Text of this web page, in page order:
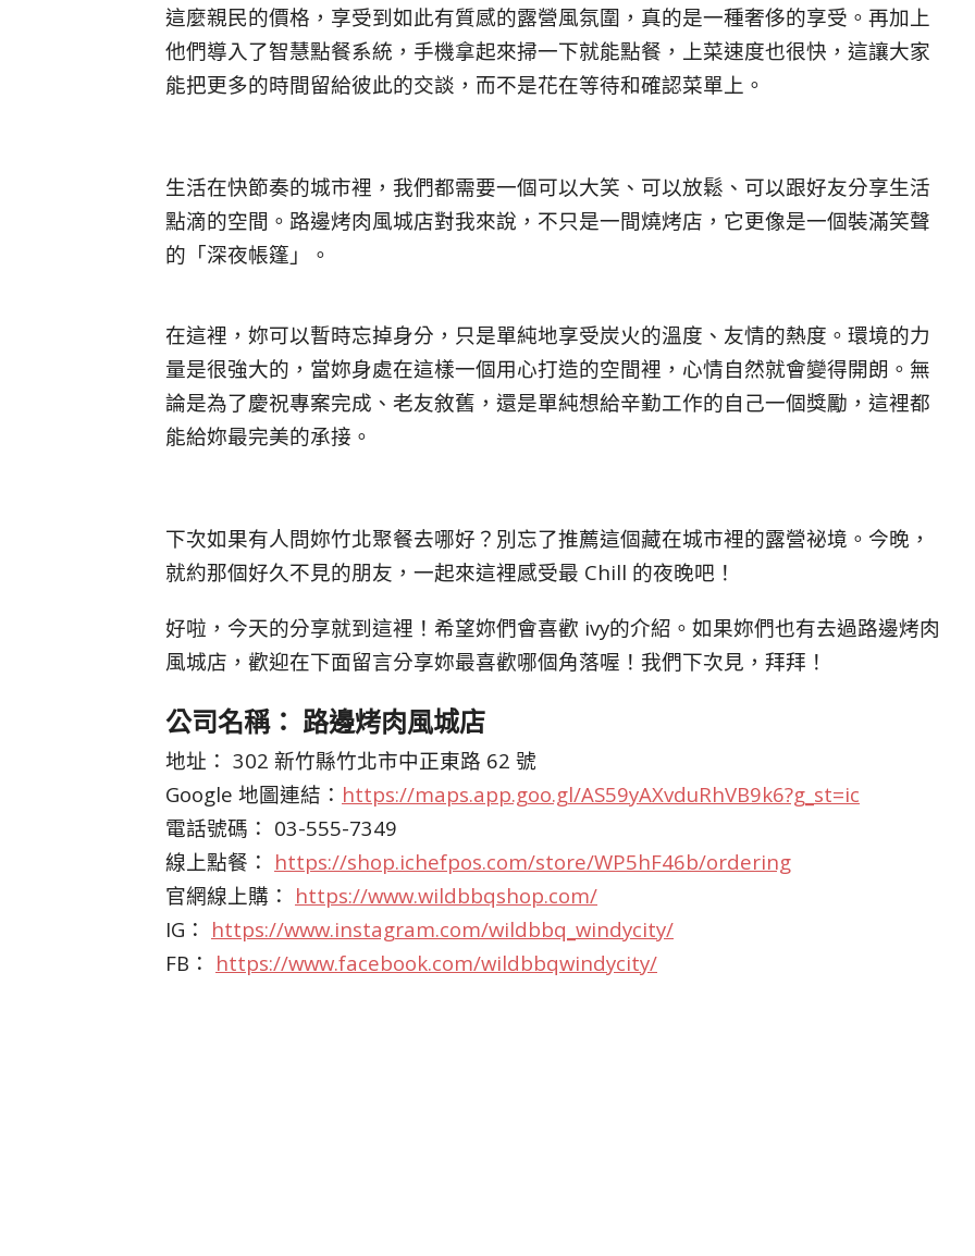
這麼親民的價格，享受到如此有質感的露營風氛圍，真的是一種奢侈的享受。再加上
他們導入了智慧點餐系統，手機拿起來掃一下就能點餐，上菜速度也很快，這讓大家
能把更多的時間留給彼此的交談，而不是花在等待和確認菜單上。
生活在快節奏的城市裡，我們都需要一個可以大笑、可以放鬆、可以跟好友分享生活
點滴的空間。路邊烤肉風城店對我來說，不只是一間燒烤店，它更像是一個裝滿笑聲
的「深夜帳篷」。
在這裡，妳可以暫時忘掉身分，只是單純地享受炭火的溫度、友情的熱度。環境的力
量是很強大的，當妳身處在這樣一個用心打造的空間裡，心情自然就會變得開朗。無
論是為了慶祝專案完成、老友敘舊，還是單純想給辛勤工作的自己一個獎勵，這裡都
能給妳最完美的承接。
下次如果有人問妳竹北聚餐去哪好？別忘了推薦這個藏在城市裡的露營祕境。今晚，
就約那個好久不見的朋友，一起來這裡感受最 Chill 的夜晚吧！
好啦，今天的分享就到這裡！希望妳們會喜歡 ivy的介紹。如果妳們也有去過路邊烤肉
風城店，歡迎在下面留言分享妳最喜歡哪個角落喔！我們下次見，拜拜！
公司名稱： 路邊烤肉風城店
地址： 302 新竹縣竹北市中正東路 62 號
Google 地圖連結： https://maps.app.goo.gl/AS59yAXvduRhVB9k6?g_st=ic
電話號碼： 03-555-7349
線上點餐： https://shop.ichefpos.com/store/WP5hF46b/ordering
官網線上購： https://www.wildbbqshop.com/
IG： https://www.instagram.com/wildbbq_windycity/
FB： https://www.facebook.com/wildbbqwindycity/